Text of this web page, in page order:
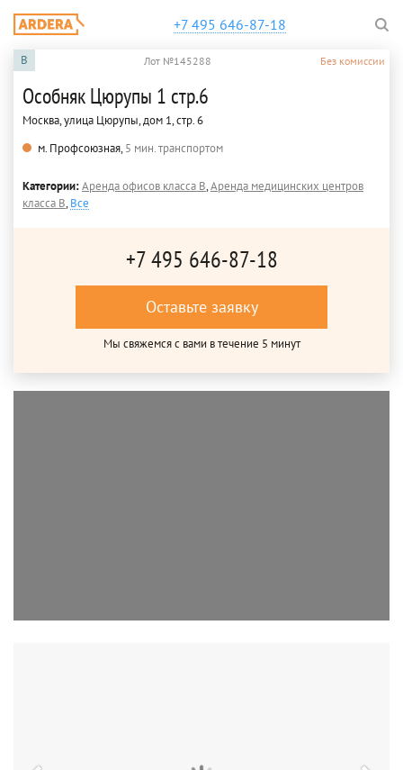
+7 495 646-87-18
B Лот №145288 Без комиссии
Особняк Цюрупы 1 стр.6
Москва, улица Цюрупы, дом 1, стр. 6
м. Профсоюзная,5 мин. транспортом
Категории:Аренда офисов класса B,Аренда медицинских центров
класса B,Все
+7 495 646-87-18
Оставьте заявку
Мы свяжемся с вами в течение 5 минут